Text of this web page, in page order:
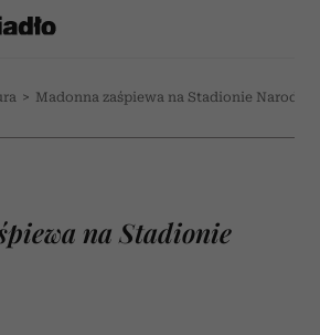
> Madonna zaśpiewa na Stadionie
na Stadionie